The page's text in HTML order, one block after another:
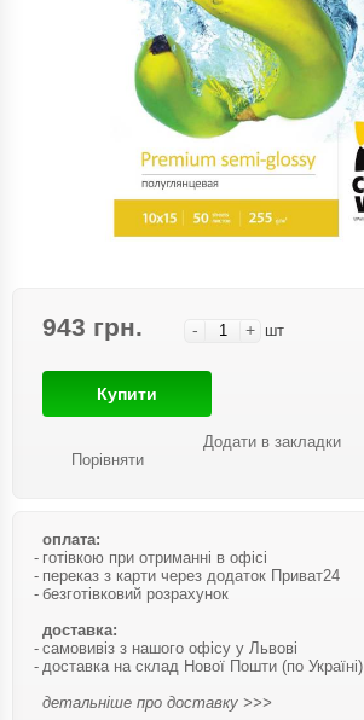
943 грн. - + шт
Купити
Порівняти
Додати в закладки
оплата:
готівкою при отриманні в офісі
переказ з карти через додаток Приват24
безготівковий розрахунок
доставка:
самовивіз з нашого офісу у Львові
доставка на склад Нової Пошти (по Україні)
детальніше про доставку >>>